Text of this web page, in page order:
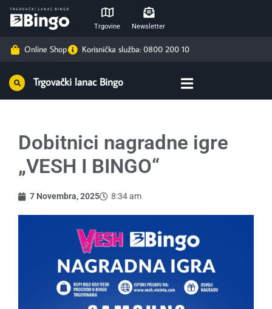
Trgovine Newsletter
Online Shop Korisnička služba: 0800 200 10
Trgovački lanac Bingo
Dobitnici nagradne igre
„VESH I BINGO“
7 Novembra, 2025 8:34 am